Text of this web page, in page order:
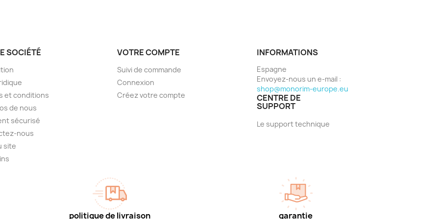
SOCIÉTÉ
et conditions
de nous
sécurisé
nous
site
VOTRE COMPTE
Suivi de commande
Connexion
Créez votre compte
INFORMATIONS
Espagne
Envoyez-nous un e-mail :
shop@monorim-europe.eu
CENTRE DE
SUPPORT
Le support technique
politique de livraison garantie